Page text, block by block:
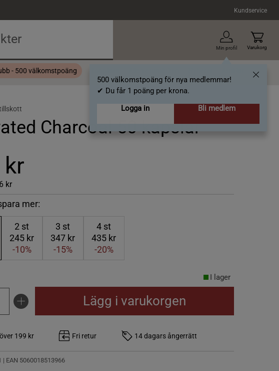
Kundservice
Min profil
500 välkomstpoäng för nya medlemmar!
✔ Du får 1 poäng per krona.
Logga in
Bli medlem
Varukorg
- 500 välkomstpoäng
Charcoal 50 kapslar
kr
kr
mer:
2 st
245 kr
-10%
3 st
347 kr
-15%
4 st
435 kr
-20%
I lager
Lägg i varukorgen
199 kr Fri retur 14 dagars ångerrätt
| EAN 5060018513966